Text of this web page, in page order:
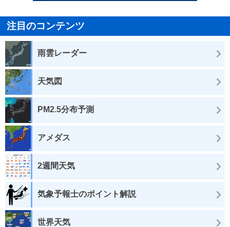
注目のコンテンツ
雨雲レーダー
天気図
PM2.5分布予測
アメダス
2週間天気
気象予報士のポイント解説
世界天気